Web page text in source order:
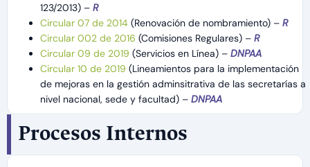
123/2013) – R
Circular 07 de 2014 (Renovación de nombramiento) – R
Circular 002 de 2016 (Comisiones Regulares) – R
Circular 09 de 2019 (Servicios en Línea) – DNPAA
Circular 10 de 2019 (Lineamientos para la implementación
de mejoras en la gestión adminsitrativa de las secretarías a
nivel nacional, sede y facultad) – DNPAA
Procesos Internos